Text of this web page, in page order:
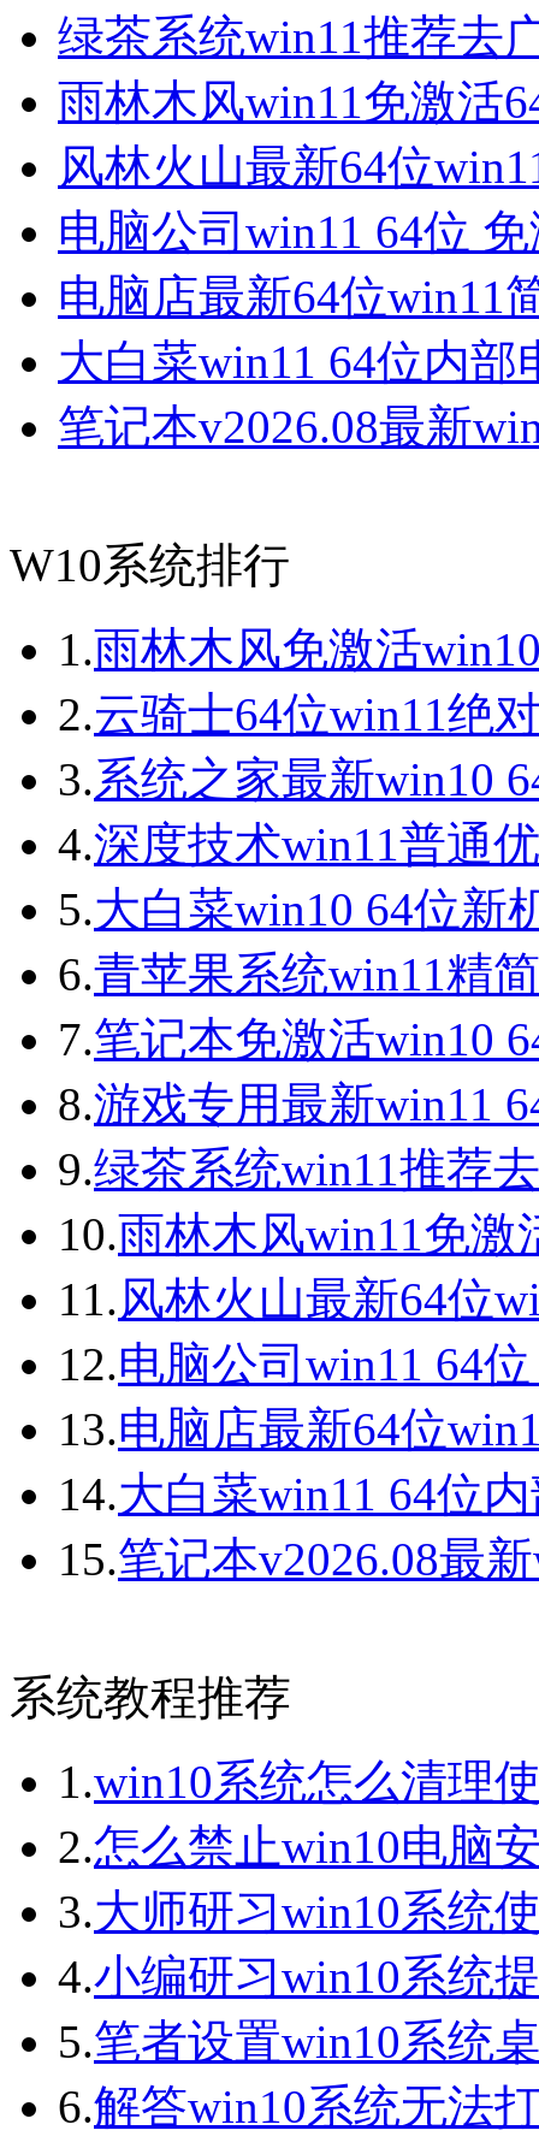
绿茶系统win11推荐去
雨林木风win11免激活
风林火山最新64位
电脑公司win11 64位
电脑店最新64位win11
大白菜win11 64位内
笔记本v2026.08最新
W10系统排行
1.雨林木风免激活
2.云骑士64位win11绝
3.系统之家最新win10
4.深度技术win11普通
5.大白菜win10 64位
6.青苹果系统win11精
7.笔记本免激活win10
8.游戏专用最新win11
9.绿茶系统win11推荐
10.雨林木风win11免
11.风林火山最新64位
12.电脑公司win11 64
13.电脑店最新64位
14.大白菜win11 64位
15.笔记本v2026.08最
系统教程推荐
1.win10系统怎么清理
2.怎么禁止win10电脑
3.大师研习win10系统
4.小编研习win10系统
5.笔者设置win10系统
6.解答win10系统无法